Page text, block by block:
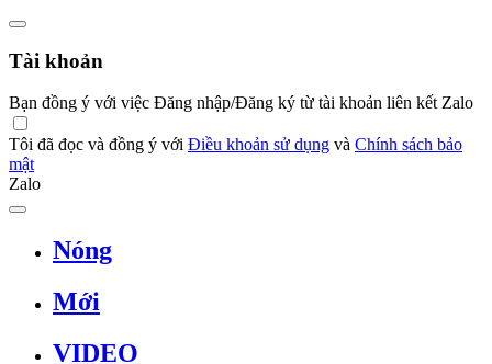
Tài khoản
Bạn đồng ý với việc Đăng nhập/Đăng ký từ tài khoản liên kết Zalo
Tôi đã đọc và đồng ý với Điều khoản sử dụng và Chính sách bảo
mật
Zalo
Nóng
Mới
VIDEO